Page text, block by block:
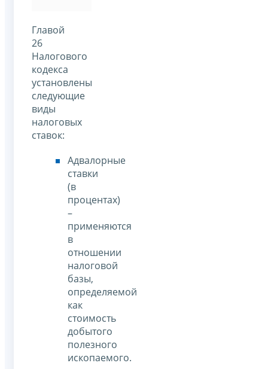
Главой
26
Налогового
кодекса
установлены
следующие
виды
налоговых
ставок:
Адвалорные
ставки
(в
процентах)
–
применяются
в
отношении
налоговой
базы,
определяемой
как
стоимость
добытого
полезного
ископаемого.